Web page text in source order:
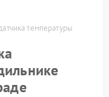
температуры